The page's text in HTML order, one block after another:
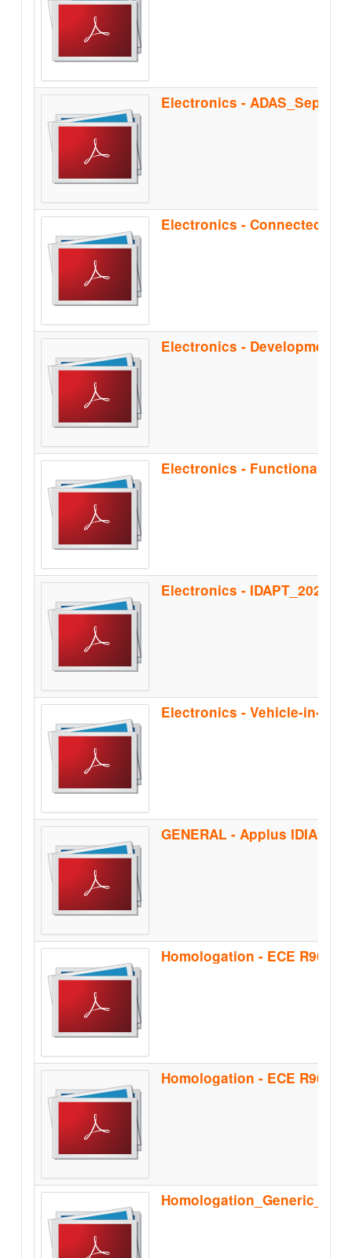
Electronics - ADAS_Sep2021
Electronics - Functional
Electronics - IDAPT_2020
Electronics - Vehicle-in-
GENERAL - Applus
Homologation - ECE R90 -